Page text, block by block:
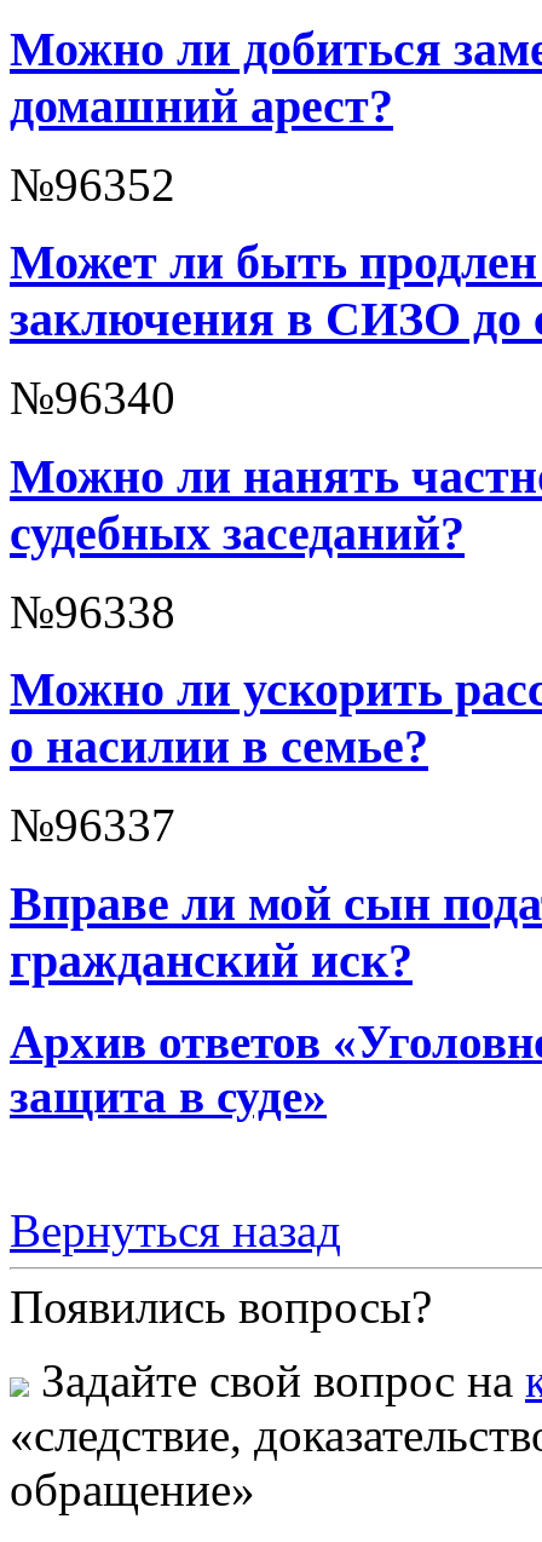
Можно ли добиться
домашний арест?
№96352
Может ли быть
заключения в СИЗО до
№96340
Можно ли нанять
судебных заседаний?
№96338
Можно ли ускорить
о насилии в семье?
№96337
Вправе ли мой сын
гражданский иск?
Архив ответов
защита в суде»
Вернуться назад
Появились вопросы?
Задайте свой вопрос на
«следствие,
обращение»